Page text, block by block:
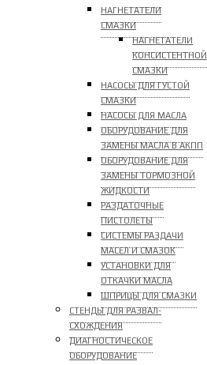
НАГНЕТАТЕЛИ
СМАЗКИ
НАГНЕТАТЕЛИ
КОНСИСТЕНТНОЙ
СМАЗКИ
НАСОСЫ ДЛЯ ГУСТОЙ
СМАЗКИ
НАСОСЫ ДЛЯ МАСЛА
ОБОРУДОВАНИЕ ДЛЯ
ЗАМЕНЫ МАСЛА В АКПП
ОБОРУДОВАНИЕ ДЛЯ
ЗАМЕНЫ ТОРМОЗНОЙ
ЖИДКОСТИ
РАЗДАТОЧНЫЕ
ПИСТОЛЕТЫ
СИСТЕМЫ РАЗДАЧИ
МАСЕЛ И СМАЗОК
УСТАНОВКИ ДЛЯ
ОТКАЧКИ МАСЛА
ШПРИЦЫ ДЛЯ СМАЗКИ
СТЕНДЫ ДЛЯ РАЗВАЛ-
СХОЖДЕНИЯ
ДИАГНОСТИЧЕСКОЕ
ОБОРУДОВАНИЕ